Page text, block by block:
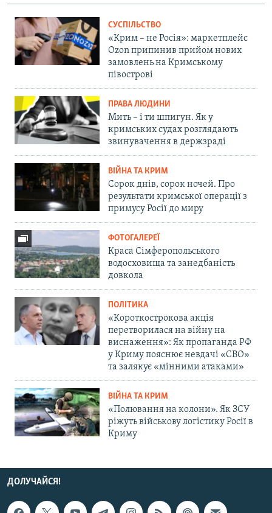
СУСПІЛЬСТВО
«Крим – не Росія»: маркетплейс
Ozon припинив прийом нових
замовлень на Кримському
півострові
ПРАВА ЛЮДИНИ
Мить – і ти шпигун. Як у
кримських судах розглядають
звинувачення в держзраді
ВІЙНА ТА КРИМ
Сорок днів, сорок ночей. Про
результати кримської операції з
примусу Росії до миру
ФОТОГАЛЕРЕЇ
Краса Сімферопольського
водосховища та занедбаність
довкола
ПОЛІТИКА
«Короткострокова акція
перетворилася на війну на
виснаження»: Як пропаганда РФ
у Криму пояснює невдачі «СВО»
та залякує «мінними атаками»
ВІЙНА ТА КРИМ
«Полювання на колони». Як ЗСУ
ріжуть військову логістику Росії в
Криму
ДОЛУЧАЙСЯ!